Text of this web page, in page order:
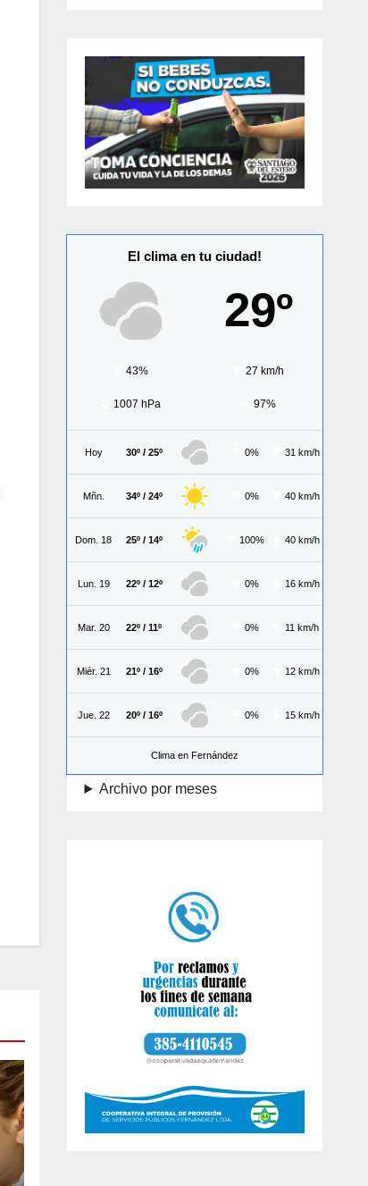
El clima en tu ciudad!
29º
43% 27 km/h
1007 hPa 97%
Hoy 30º / 25º 0% 31 km/h
Mñn. 34º / 24º 0% 40 km/h
Dom. 18 25º / 14º 100% 40 km/h
Lun. 19 22º / 12º 0% 16 km/h
Mar. 20 22º / 11º 0% 11 km/h
Miér. 21 21º / 16º 0% 12 km/h
Jue. 22 20º / 16º 0% 15 km/h
Clima en Fernández
Archivo por meses